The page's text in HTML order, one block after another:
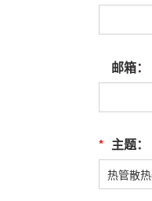
邮箱：
* 主题：